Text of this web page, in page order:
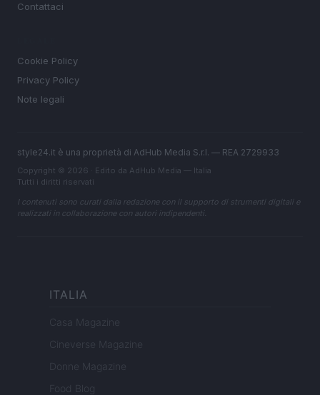
Contattaci
Cookie Policy
Privacy Policy
Note legali
style24.it è una proprietà di AdHub Media S.r.l. — REA 2729933
Copyright © 2026 · Edito da AdHub Media — Italia
Tutti i diritti riservati
I contenuti sono curati dalla redazione con il supporto di strumenti digitali e
realizzati in collaborazione con autori indipendenti.
ITALIA
Casa Magazine
Cineverse Magazine
Donne Magazine
Food Blog